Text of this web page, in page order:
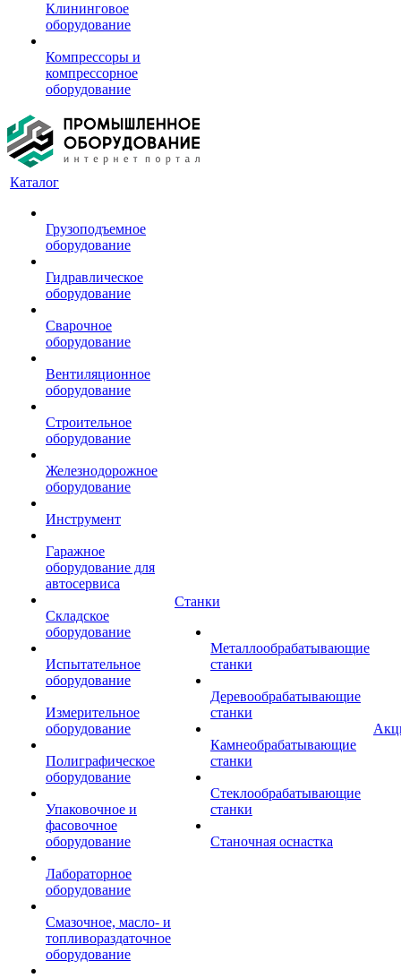
Клининговое
оборудование
Компрессоры и
компрессорное
оборудование
Каталог
Грузоподъемное
оборудование
Гидравлическое
оборудование
Сварочное
оборудование
Вентиляционное
оборудование
Строительное
оборудование
Железнодорожное
оборудование
Инструмент
Гаражное
оборудование для
автосервиса
Складское
оборудование
Испытательное
оборудование
Измерительное
оборудование
Полиграфическое
оборудование
Упаковочное и
фасовочное
оборудование
Лабораторное
оборудование
Смазочное, масло- и
топливораздаточное
оборудование
Станки
Металлообрабатывающие
станки
Деревообрабатывающие
станки
Камнеобрабатывающие
станки
Стеклообрабатывающие
станки
Станочная оснастка